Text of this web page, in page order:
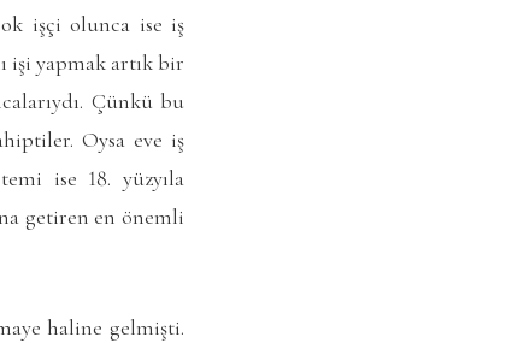
işçi olunca ise iş
işi yapmak artık bir
Çünkü bu
Oysa eve iş
ise 18. yüzyıla
getiren en önemli
haline gelmişti.